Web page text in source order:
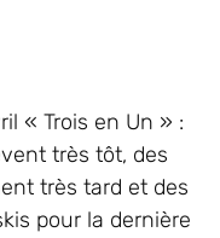
« Trois en Un » :
très tôt, des
très tard et des
pour la dernière